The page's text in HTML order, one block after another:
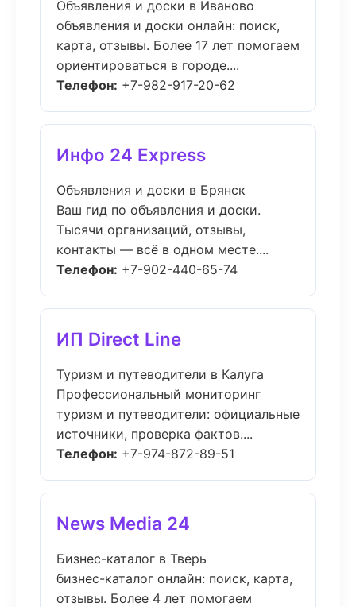
Объявления и доски в Иваново
объявления и доски онлайн: поиск,
карта, отзывы. Более 17 лет помогаем
ориентироваться в городе....
Телефон: +7-982-917-20-62
Инфо 24 Express
Объявления и доски в Брянск
Ваш гид по объявления и доски.
Тысячи организаций, отзывы,
контакты — всё в одном месте....
Телефон: +7-902-440-65-74
ИП Direct Line
Туризм и путеводители в Калуга
Профессиональный мониторинг
туризм и путеводители: официальные
источники, проверка фактов....
Телефон: +7-974-872-89-51
News Media 24
Бизнес-каталог в Тверь
бизнес-каталог онлайн: поиск, карта,
отзывы. Более 4 лет помогаем